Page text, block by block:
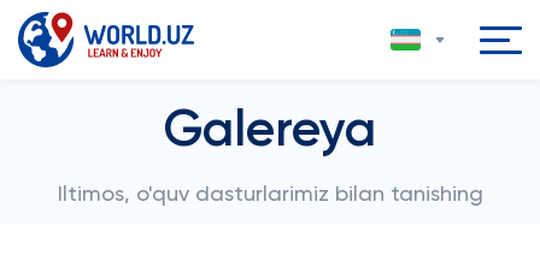
Galereya
Iltimos, o'quv dasturlarimiz bilan tanishing